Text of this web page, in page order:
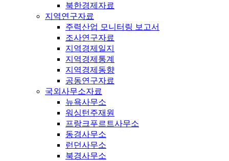
북한경제자료
지역연구자료
주력산업 모니터링 보고서
조사연구자료
지역경제일지
지역경제통계
지역경제동향
공동연구자료
국외사무소자료
뉴욕사무소
워싱턴주재원
프랑크푸르트사무소
동경사무소
런던사무소
북경사무소